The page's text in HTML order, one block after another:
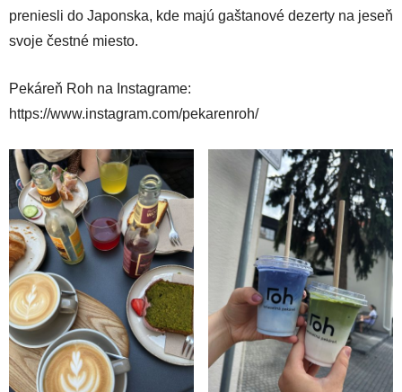
preniesli do Japonska, kde majú gaštanové dezerty na jeseň
svoje čestné miesto.
Pekáreň Roh na Instagrame:
https://www.instagram.com/pekarenroh/